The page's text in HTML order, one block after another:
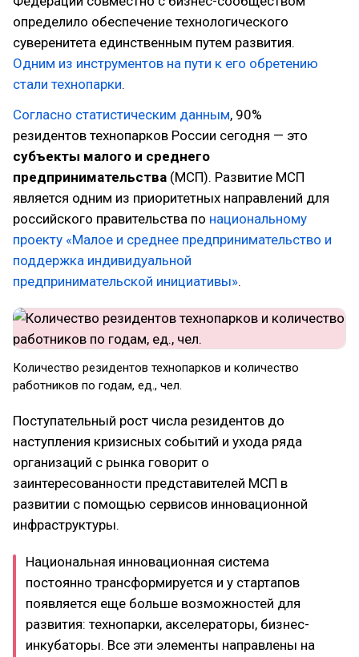
определило обеспечение технологического
суверенитета единственным путем развития.
Одним из инструментов на пути к его обретению
стали технопарки.
Согласно статистическим данным, 90%
резидентов технопарков России сегодня — это
субъекты малого и среднего
предпринимательства (МСП). Развитие МСП
является одним из приоритетных направлений для
российского правительства по национальному
проекту «Малое и среднее предпринимательство и
поддержка индивидуальной
предпринимательской инициативы».
Количество резидентов технопарков и количество
работников по годам, ед., чел.
Поступательный рост числа резидентов до
наступления кризисных событий и ухода ряда
организаций с рынка говорит о
заинтересованности представителей МСП в
развитии с помощью сервисов инновационной
инфраструктуры.
Национальная инновационная система
постоянно трансформируется и у стартапов
появляется еще больше возможностей для
развития: технопарки, акселераторы, бизнес-
инкубаторы. Все эти элементы направлены на